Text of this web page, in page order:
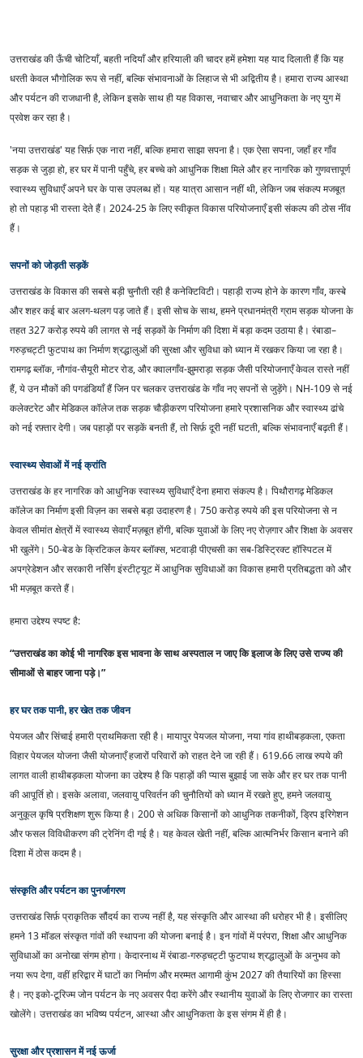
उत्तराखंड की ऊँची चोटियाँ, बहती नदियाँ और हरियाली की चादर हमें हमेशा यह याद दिलाती हैं कि यह
धरती केवल भौगोलिक रूप से नहीं, बल्कि संभावनाओं के लिहाज से भी अद्वितीय है। हमारा राज्य आस्था
और पर्यटन की राजधानी है, लेकिन इसके साथ ही यह विकास, नवाचार और आधुनिकता के नए युग में
प्रवेश कर रहा है।
'नया उत्तराखंड' यह सिर्फ़ एक नारा नहीं, बल्कि हमारा साझा सपना है। एक ऐसा सपना, जहाँ हर गाँव
सड़क से जुड़ा हो, हर घर में पानी पहुँचे, हर बच्चे को आधुनिक शिक्षा मिले और हर नागरिक को गुणवत्तापूर्ण
स्वास्थ्य सुविधाएँ अपने घर के पास उपलब्ध हों। यह यात्रा आसान नहीं थी, लेकिन जब संकल्प मजबूत
हो तो पहाड़ भी रास्ता देते हैं। 2024-25 के लिए स्वीकृत विकास परियोजनाएँ इसी संकल्प की ठोस नींव
हैं।
सपनों को जोड़ती सड़कें
उत्तराखंड के विकास की सबसे बड़ी चुनौती रही है कनेक्टिविटी। पहाड़ी राज्य होने के कारण गाँव, कस्बे
और शहर कई बार अलग-थलग पड़ जाते हैं। इसी सोच के साथ, हमने प्रधानमंत्री ग्राम सड़क योजना के
तहत 327 करोड़ रुपये की लागत से नई सड़कों के निर्माण की दिशा में बड़ा कदम उठाया है। रंबाडा–
गरुड़चट्टी फुटपाथ का निर्माण श्रद्धालुओं की सुरक्षा और सुविधा को ध्यान में रखकर किया जा रहा है।
रामगढ़ ब्लॉक, नौगांव-सैयूरी मोटर रोड, और क्वालगाँव-झुमराड़ा सड़क जैसी परियोजनाएँ केवल रास्ते नहीं
हैं, ये उन मौकों की पगडंडियाँ हैं जिन पर चलकर उत्तराखंड के गाँव नए सपनों से जुड़ेंगे। NH-109 से नई
कलेक्टरेट और मेडिकल कॉलेज तक सड़क चौड़ीकरण परियोजना हमारे प्रशासनिक और स्वास्थ्य ढांचे
को नई रफ़्तार देगी। जब पहाड़ों पर सड़कें बनती हैं, तो सिर्फ़ दूरी नहीं घटती, बल्कि संभावनाएँ बढ़ती हैं।
स्वास्थ्य सेवाओं में नई क्रांति
उत्तराखंड के हर नागरिक को आधुनिक स्वास्थ्य सुविधाएँ देना हमारा संकल्प है। पिथौरागढ़ मेडिकल
कॉलेज का निर्माण इसी विज़न का सबसे बड़ा उदाहरण है। 750 करोड़ रुपये की इस परियोजना से न
केवल सीमांत क्षेत्रों में स्वास्थ्य सेवाएँ मज़बूत होंगी, बल्कि युवाओं के लिए नए रोज़गार और शिक्षा के अवसर
भी खुलेंगे। 50-बेड के क्रिटिकल केयर ब्लॉक्स, भटवाड़ी पीएचसी का सब-डिस्ट्रिक्ट हॉस्पिटल में
अपग्रेडेशन और सरकारी नर्सिंग इंस्टीट्यूट में आधुनिक सुविधाओं का विकास हमारी प्रतिबद्धता को और
भी मज़बूत करते हैं।
हमारा उद्देश्य स्पष्ट है:
“उत्तराखंड का कोई भी नागरिक इस भावना के साथ अस्पताल न जाए कि इलाज के लिए उसे राज्य की
सीमाओं से बाहर जाना पड़े।”
हर घर तक पानी, हर खेत तक जीवन
पेयजल और सिंचाई हमारी प्राथमिकता रही है। मायापुर पेयजल योजना, नया गांव हाथीबड़कला, एकता
विहार पेयजल योजना जैसी योजनाएँ हजारों परिवारों को राहत देने जा रही हैं। 619.66 लाख रुपये की
लागत वाली हाथीबड़कला योजना का उद्देश्य है कि पहाड़ों की प्यास बुझाई जा सके और हर घर तक पानी
की आपूर्ति हो। इसके अलावा, जलवायु परिवर्तन की चुनौतियों को ध्यान में रखते हुए, हमने जलवायु
अनुकूल कृषि प्रशिक्षण शुरू किया है। 200 से अधिक किसानों को आधुनिक तकनीकों, ड्रिप इरिगेशन
और फसल विविधीकरण की ट्रेनिंग दी गई है। यह केवल खेती नहीं, बल्कि आत्मनिर्भर किसान बनाने की
दिशा में ठोस कदम है।
संस्कृति और पर्यटन का पुनर्जागरण
उत्तराखंड सिर्फ़ प्राकृतिक सौंदर्य का राज्य नहीं है, यह संस्कृति और आस्था की धरोहर भी है। इसीलिए
हमने 13 मॉडल संस्कृत गांवों की स्थापना की योजना बनाई है। इन गांवों में परंपरा, शिक्षा और आधुनिक
सुविधाओं का अनोखा संगम होगा। केदारनाथ में रंबाडा-गरुड़चट्टी फुटपाथ श्रद्धालुओं के अनुभव को
नया रूप देगा, वहीं हरिद्वार में घाटों का निर्माण और मरम्मत आगामी कुंभ 2027 की तैयारियों का हिस्सा
है। नए इको-टूरिज्म जोन पर्यटन के नए अवसर पैदा करेंगे और स्थानीय युवाओं के लिए रोजगार का रास्ता
खोलेंगे। उत्तराखंड का भविष्य पर्यटन, आस्था और आधुनिकता के इस संगम में ही है।
सुरक्षा और प्रशासन में नई ऊर्जा